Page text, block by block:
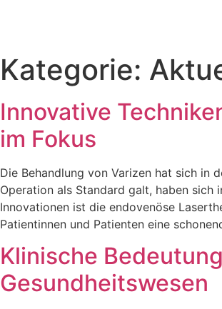
Kategorie:
Innovative
im Fokus
Die Behandlung von Varizen hat sich in
Operation als Standard galt, haben
Innovationen ist die endovenöse
Patientinnen und Patienten eine
Klinische
Gesundheitswesen